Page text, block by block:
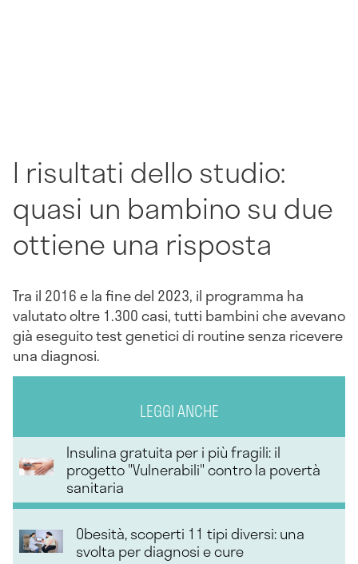
I risultati dello studio:
quasi un bambino su due
ottiene una risposta
Tra il 2016 e la fine del 2023, il programma ha
valutato oltre 1.300 casi, tutti bambini che avevano
già eseguito test genetici di routine senza ricevere
una diagnosi.
LEGGI ANCHE
Insulina gratuita per i più fragili: il
progetto "Vulnerabili" contro la povertà
sanitaria
Obesità, scoperti 11 tipi diversi: una
svolta per diagnosi e cure